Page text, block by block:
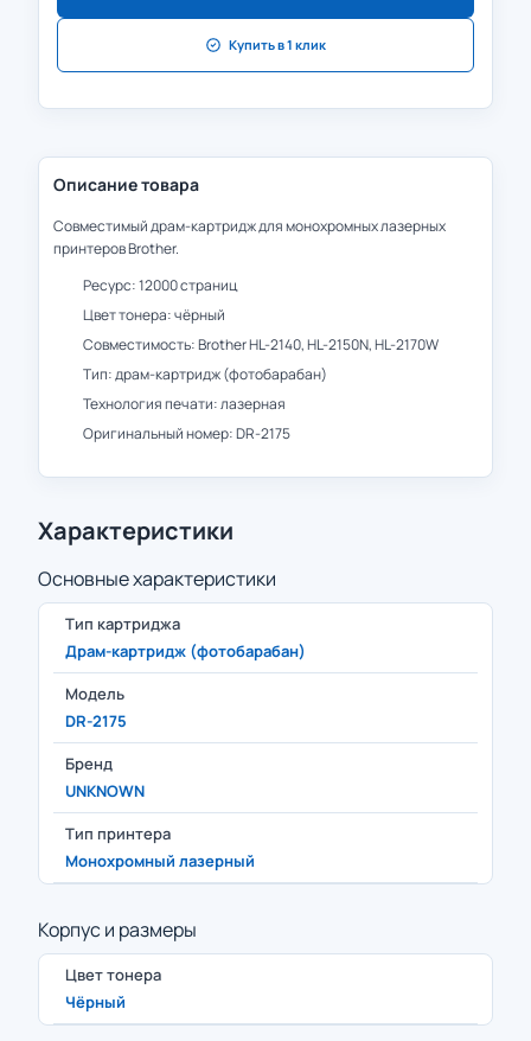
Купить в 1 клик
Описание товара
Совместимый драм-картридж для монохромных лазерных
принтеров Brother.
Ресурс: 12000 страниц
Цвет тонера: чёрный
Совместимость: Brother HL-2140, HL-2150N, HL-2170W
Тип: драм-картридж (фотобарабан)
Технология печати: лазерная
Оригинальный номер: DR-2175
Характеристики
Основные характеристики
Тип картриджа
Драм-картридж (фотобарабан)
Модель
DR-2175
Бренд
UNKNOWN
Тип принтера
Монохромный лазерный
Корпус и размеры
Цвет тонера
Чёрный